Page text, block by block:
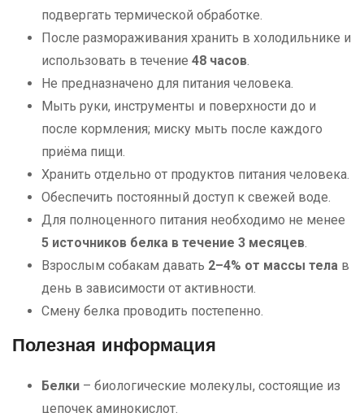
подвергать термической обработке.
После размораживания хранить в холодильнике и
использовать в течение 48 часов
Не предназначено для питания человека.
Мыть руки, инструменты и поверхности до и
после кормления; миску мыть после каждого
приёма пищи.
Хранить отдельно от продуктов питания человека.
Обеспечить постоянный доступ к свежей воде.
Для полноценного питания необходимо не менее
5 источников белка в течение 3 месяцев
Взрослым собакам давать 2–4% от массы тела в
день в зависимости от активности.
Смену белка проводить постепенно.
Полезная информация
Белки – биологические молекулы, состоящие из
цепочек аминокислот.